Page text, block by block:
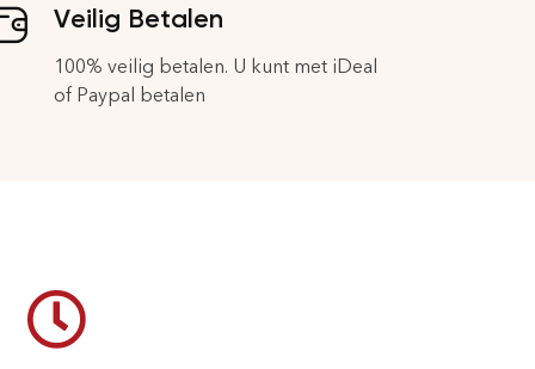
Veilig Betalen
100% veilig betalen. U kunt met iDeal
of Paypal betalen